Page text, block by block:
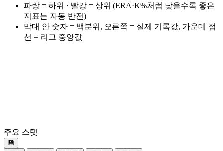
파랑 = 하위 · 빨강 = 상위 (ERA·K%처럼 낮을수록 좋은
지표는 자동 반전)
막대 안 숫자 = 백분위, 오른쪽 = 실제 기록값, 가운데 점
선 = 리그 중앙값
주요 스탯
💾